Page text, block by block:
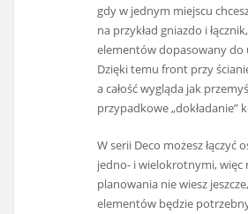
gdy w jednym miejscu
na przykład gniazdo i
elementów dopasowany do
Dzięki temu front przy
a całość wygląda jak
przypadkowe „dokładanie”
W serii Deco możesz łączyć
jedno- i wielokrotnymi, więc
planowania nie wiesz
elementów będzie